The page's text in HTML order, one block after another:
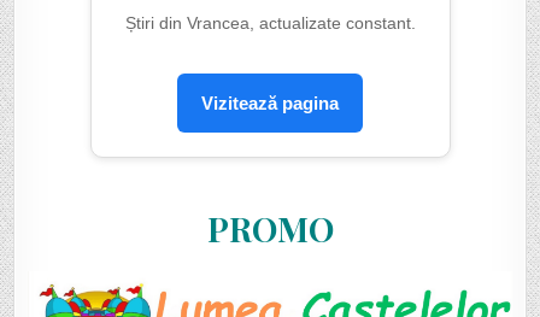
Știri din Vrancea, actualizate constant.
Vizitează pagina
PROMO